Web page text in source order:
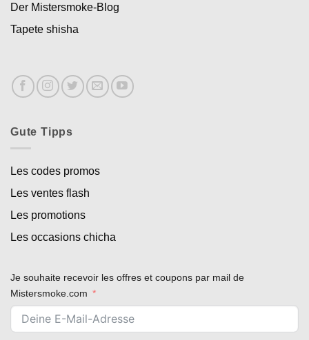
Der Mistersmoke-Blog
Tapete shisha
Gute Tipps
Les codes promos
Les ventes flash
Les promotions
Les occasions chicha
Je souhaite recevoir les offres et coupons par mail de
Mistersmoke.com